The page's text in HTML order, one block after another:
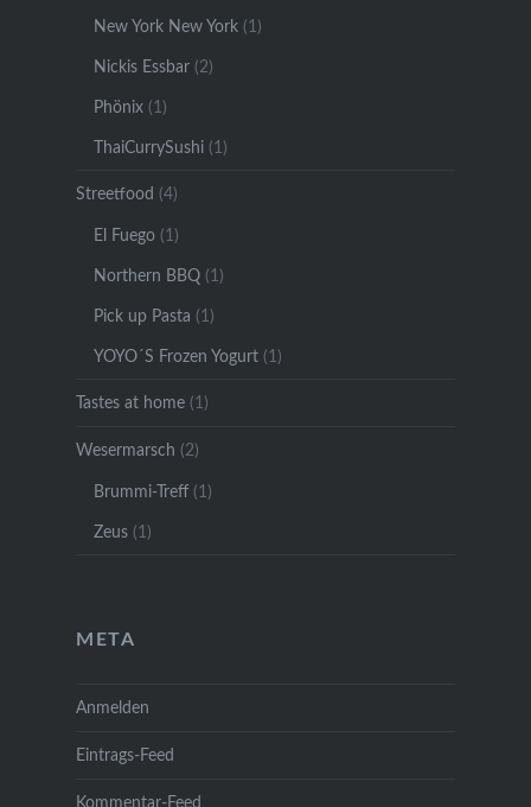
New York New York(1)
Nickis Essbar(2)
Phönix(1)
ThaiCurrySushi(1)
Streetfood (4)
El Fuego(1)
Northern BBQ(1)
Pick up Pasta (1)
YOYO´S Frozen Yogurt(1)
Tastes at home(1)
Wesermarsch (2)
Brummi-Treff(1)
Zeus(1)
META
Anmelden
Eintrags-Feed
Kommentar-Feed